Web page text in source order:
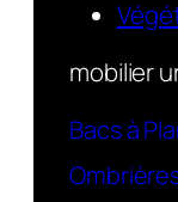
mobilier
Bacs à